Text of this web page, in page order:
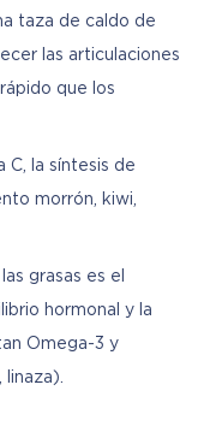
taza de caldo de
las articulaciones
que los
C, la síntesis de
morrón, kiwi,
grasas es el
hormonal y la
Omega-3 y